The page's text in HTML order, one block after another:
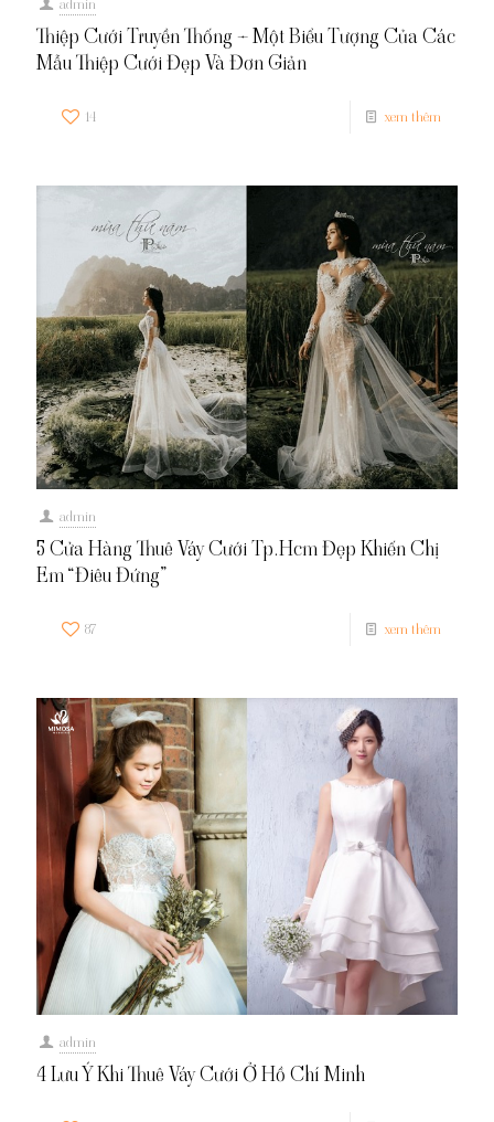
Thiệp Cưới Truyền Thống – Một Biểu Tượng Của Các
Mẫu Thiệp Cưới Đẹp Và Đơn Giản
14 xem thêm
admin
5 Cửa Hàng Thuê Váy Cưới Tp.Hcm Đẹp Khiến Chị
Em “Điêu Đứng”
87 xem thêm
admin
4 Lưu Ý Khi Thuê Váy Cưới Ở Hồ Chí Minh